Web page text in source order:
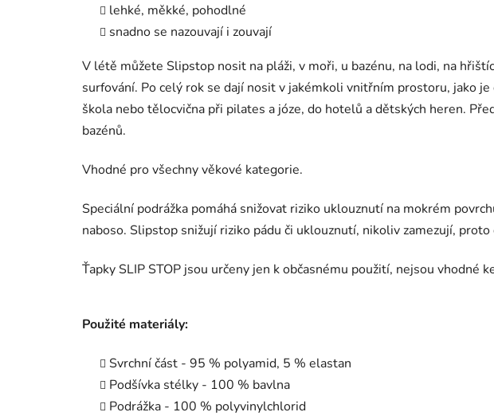
lehké, měkké, pohodlné
snadno se nazouvají i zouvají
V létě můžete Slipstop nosit na pláži, v moři, u bazénu, na lodi, na
surfování. Po celý rok se dají nosit v jakémkoli vnitřním prostoru, jako
škola nebo tělocvična při pilates a józe, do hotelů a dětských heren.
bazénů.
Vhodné pro všechny věkové kategorie.
Speciální podrážka pomáhá snižovat riziko uklouznutí na mokrém
naboso. Slipstop snižují riziko pádu či uklouznutí, nikoliv zamezují,
Ťapky SLIP STOP jsou určeny jen k občasnému použití, nejsou vhodné
Použité materiály:
Svrchní část - 95 % polyamid, 5 % elastan
Podšívka stélky - 100 % bavlna
Podrážka - 100 % polyvinylchlorid